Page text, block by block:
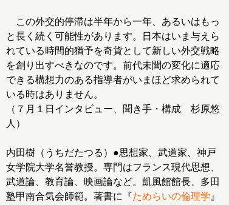
この外交的停滞は半年から一年、あるいはもっ
と長く続く可能性があります。日本はいま与えら
れている時間的猶予を奇貨として新しい外交戦略
を創り出すべきなのです。前代未聞の変化に適応
できる構想力のある指導者がいまほど求められて
いる時はありません。
（７月１日インタビュー、聞き手・構成 杉原悠
人）
内田樹（うちだたつる）●思想家、武道家、神戸
女学院大学名誉教授。専門はフランス現代思想、
武道論、教育論、映画論など。凱風館館長、多田
塾甲南合気会師範。著書に『ためらいの倫理学 』